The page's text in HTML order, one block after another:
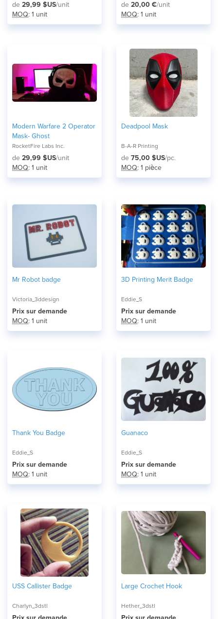
de 29,99 $US/unit
MOQ: 1 unit
de 20,00 €/unit
MOQ: 1 unit
Modern Warfare 2 Operator
Mask- Ghost
RocketFire Labs Inc.
de 29,99 $US/unit
MOQ: 1 unit
Deadpool Mask
B-A-R Printing
de 75,00 $US/pc.
MOQ: 1 pièce
Mr Robot badge
Victoria_3ddesign
Prix ​​sur demande
MOQ: 1 unit
3D Printing Merit Badge
Eddie_S
Prix ​​sur demande
MOQ: 1 unit
Thank You Badge
Eddie_S
Prix ​​sur demande
MOQ: 1 unit
Guanaco
Eddie_S
Prix ​​sur demande
MOQ: 1 unit
USS Callister Badge
Charlyn_3dstl
Large Crochet Hook
Hether_3dstl